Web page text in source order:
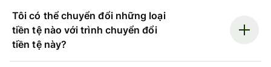
Tôi có thể chuyển đổi những loại
tiền tệ nào với trình chuyển đổi
tiền tệ này?